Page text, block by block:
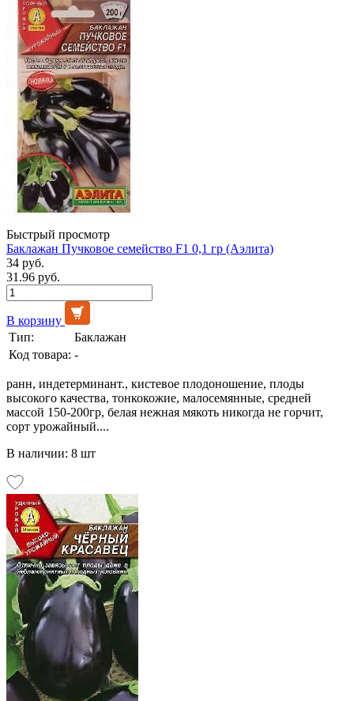
Быстрый просмотр
Баклажан Пучковое семейство F1 0,1 гр (Аэлита)
34 руб.
31.96 руб.
В корзину
Тип:
Баклажан
Код товара: -
ранн, индетерминант., кистевое плодоношение, плоды
высокого качества, тонкокожие, малосемянные, средней
массой 150-200гр, белая нежная мякоть никогда не горчит,
сорт урожайный....
В наличии: 8 шт